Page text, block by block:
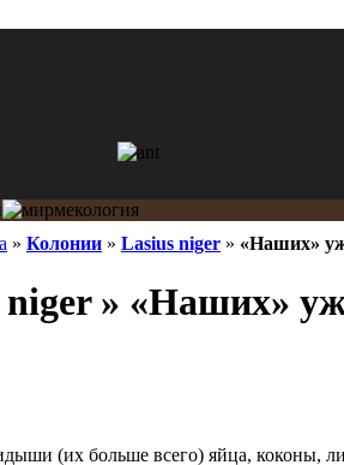
» Колонии » Lasius niger » «Наших»
niger » «Наших»
(их больше всего) яйца,